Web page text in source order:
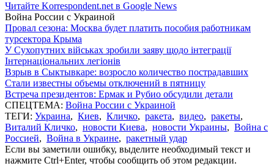
Читайте Korrespondent.net в Google News
Война России с Украиной
Провал сезона: Москва будет платить пособия работникам
турсектора Крыма
У Сухопутних військах зробили заяву щодо інтеграції
Інтернаціональних легіонів
Взрыв в Сыктывкаре: возросло количество пострадавших
Стали известны объемы отключений в пятницу
Встреча президентов: Ермак и Рубио обсудили детали
СПЕЦТЕМА: Война России с Украиной
ТЕГИ: Украина, Киев, Кличко, ракета, видео, ракеты,
Виталий Кличко, новости Киева, новости Украины, Война с
Россией, Война в Украине, ракетный удар
Если вы заметили ошибку, выделите необходимый текст и
нажмите Ctrl+Enter, чтобы сообщить об этом редакции.